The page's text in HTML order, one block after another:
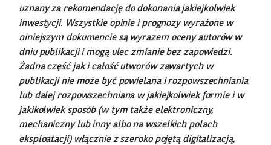
uznany za rekomendację do dokonania jakiejkolwiek
inwestycji. Wszystkie opinie i prognozy wyrażone w
niniejszym dokumencie są wyrazem oceny autorów w
dniu publikacji i mogą ulec zmianie bez zapowiedzi.
Żadna część jak i całość utworów zawartych w
publikacji nie może być powielana i rozpowszechniania
lub dalej rozpowszechniana w jakiejkolwiek formie i w
jakikolwiek sposób (w tym także elektroniczny,
mechaniczny lub inny albo na wszelkich polach
eksploatacji) włącznie z szeroko pojętą digitalizacją,